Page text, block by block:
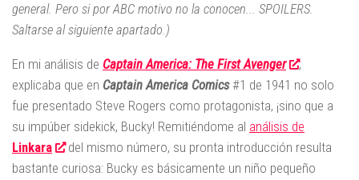
general. Pero si por ABC motivo no la conocen... SPOILERS.
Saltarse al siguiente apartado.)
En mi análisis de Captain America: The First Avenger
,
explicaba que en Captain America Comics#1 de 1941 no solo
fue presentado Steve Rogers como protagonista, ¡sino que a
su impúber sidekick, Bucky! Remitiéndome al análisis de
Linkara
del mismo número, su pronta introducción resulta
bastante curiosa: Bucky es básicamente un niño pequeño